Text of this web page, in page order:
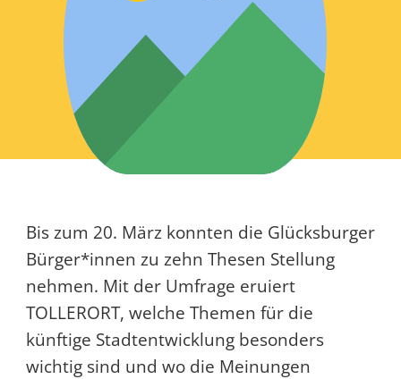
Bis zum 20. März konnten die Glücksburger
Bürger*innen zu zehn Thesen Stellung
nehmen. Mit der Umfrage eruiert
TOLLERORT, welche Themen für die
künftige Stadtentwicklung besonders
wichtig sind und wo die Meinungen